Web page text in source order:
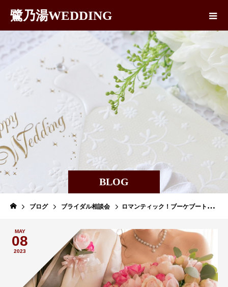
鷺乃湯WEDDING
BLOG
ブログ ブライダル相談会 ロマンティック！ブーケブートニアの交換 人前式
MAY
08
2023